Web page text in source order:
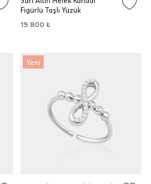
Figürlü Taşlı Yüzük
19.800 ₺
Yeni